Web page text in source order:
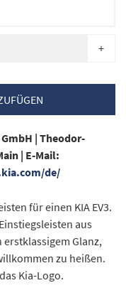
+
| Theodor-
| E-Mail:
de/
für einen KIA EV3.
aus
Glanz,
zu heißen.
Kia-Logo.